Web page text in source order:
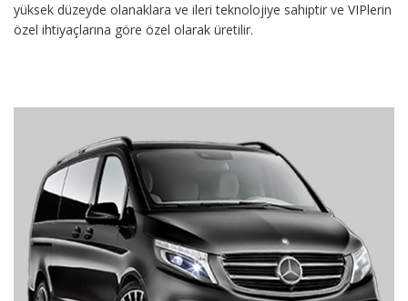
yüksek düzeyde olanaklara ve ileri teknolojiye sahiptir ve VIPlerin
özel ihtiyaçlarına göre özel olarak üretilir.